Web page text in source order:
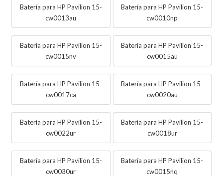
Batería para HP Pavilion 15-
cw0013au
Batería para HP Pavilion 15-
cw0010np
Batería para HP Pavilion 15-
cw0015nv
Batería para HP Pavilion 15-
cw0015au
Batería para HP Pavilion 15-
cw0017ca
Batería para HP Pavilion 15-
cw0020au
Batería para HP Pavilion 15-
cw0022ur
Batería para HP Pavilion 15-
cw0018ur
Batería para HP Pavilion 15-
cw0030ur
Batería para HP Pavilion 15-
cw0015nq